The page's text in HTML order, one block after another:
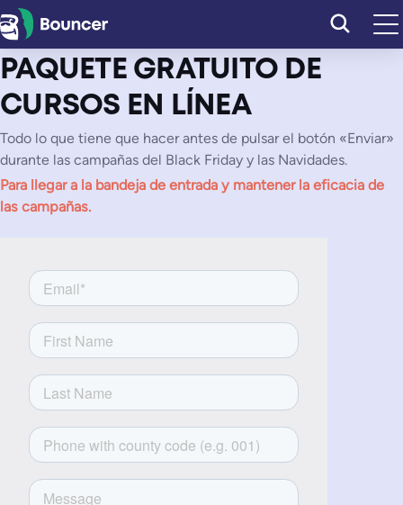
Saltar
al
contenido
PAQUETE GRATUITO DE
CURSOS EN LÍNEA
Todo lo que tiene que hacer antes de pulsar el botón «Enviar»
durante las campañas del Black Friday y las Navidades.
Para llegar a la bandeja de entrada y mantener la eficacia de
las campañas.